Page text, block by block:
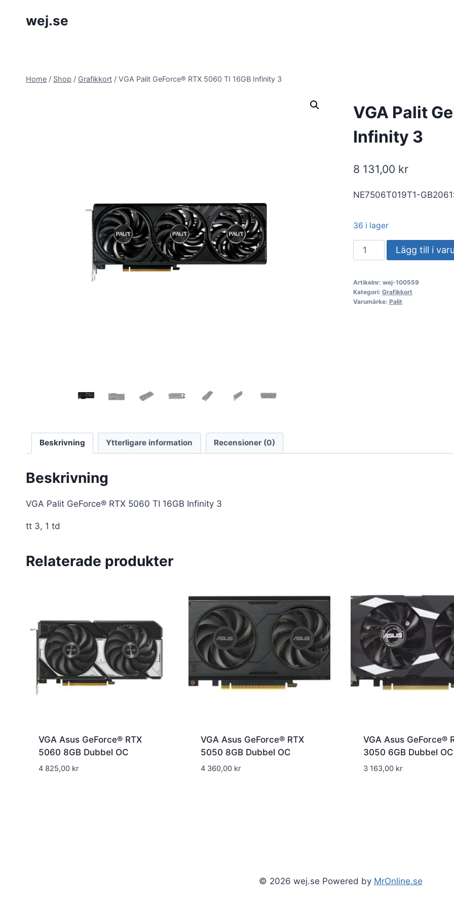
wej.se
Home / Shop / Grafikkort / VGA Palit GeForce® RTX 5060 TI 16GB Infinity 3
VGA Palit
Infinity 3
8 131,00 kr
NE7506T019T1-
36 i lager
VGA
Palit
RTX
5060
Lägg till i
Artikelnr: wej-100559
Kategori: Grafikkort
Varumärke: Palit
Beskrivning Ytterligare information Recensioner (0)
Beskrivning
VGA Palit GeForce® RTX 5060 TI 16GB Infinity 3
tt 3, 1 td
Relaterade produkter
VGA Asus GeForce® RTX
5060 8GB Dubbel OC
4 825,00 kr
VGA Asus GeForce® RTX
5050 8GB Dubbel OC
4 360,00 kr
VGA Asus GeForce®
3050 6GB Dubbel OC
3 163,00 kr
© 2026 wej.se Powered by MrOnline.se